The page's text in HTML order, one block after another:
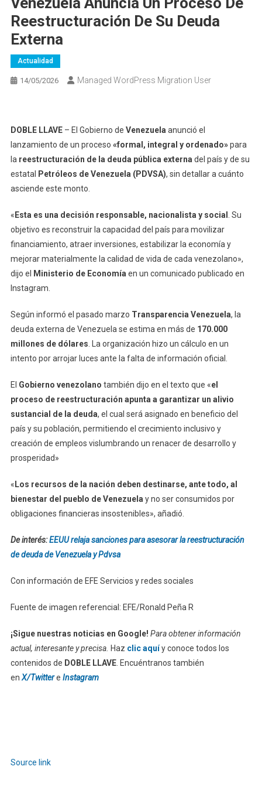
Reestructuración De Su Deuda
Externa
Actualidad
14/05/2026 Managed WordPress Migration User
DOBLE LLAVE– El Gobierno de Venezuela anunció el
lanzamiento de un proceso «formal, integral y ordenado»para
la reestructuración de la deuda pública externa del país y de su
estatal
Petróleos de Venezuela (PDVSA), sin detallar a cuánto
asciende este monto.
« Esta es una decisión responsable, nacionalista y social
. Su
objetivo es reconstruir la capacidad del país para movilizar
financiamiento, atraer inversiones, estabilizar la economía y
mejorar materialmente la calidad de vida de cada venezolano»,
dijo el
Ministerio de Economía en un comunicado publicado en
Instagram.
Según informó el pasado marzo Transparencia Venezuela, la
deuda externa de Venezuela se estima en más de 170.000
millones de dólares . La organización hizo un cálculo en un
intento por arrojar luces ante la falta de información oficial.
El Gobierno venezolano también dijo en el texto que «el
proceso de reestructuración apunta a garantizar un alivio
sustancial de la deuda, el cual será asignado en beneficio del
país y su población, permitiendo el crecimiento inclusivo y
creación de empleos vislumbrando un renacer de desarrollo y
prosperidad»
« Los recursos de la nación deben destinarse, ante todo, al
bienestar del pueblo de Venezuela y no ser consumidos por
obligaciones financieras insostenibles», añadió.
De interés:EEUU relaja sanciones para asesorar la reestructuración
de deuda de Venezuela y Pdvsa
Con información de EFE Servicios y redes sociales
Fuente de imagen referencial: EFE/Ronald Peña R
¡Sigue nuestras noticias en Google! Para obtener información
actual, interesante y precisa. Haz clic aquíy conoce todos los
contenidos de DOBLE LLAVE. Encuéntranos también
en X/Twittere Instagram
Source link